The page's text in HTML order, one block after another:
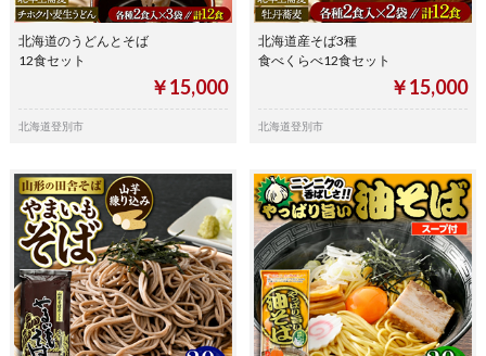
北海道のうどんとそば
12食セット
￥15,000
北海道登別市
北海道産そば3種
食べくらべ12食セット
￥15,000
北海道登別市